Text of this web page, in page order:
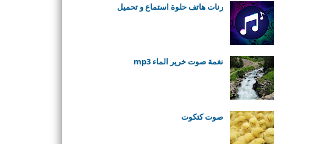
رنات هاتف حلوة استماع و تحميل
نغمة صوت خرير الماء mp3
صوت كتكوت